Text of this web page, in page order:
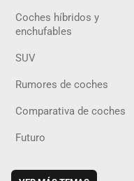
Coches híbridos y
enchufables
SUV
Rumores de coches
Comparativa de coches
Futuro